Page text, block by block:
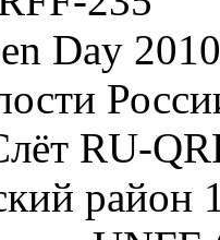
Day 2010
RU-
район